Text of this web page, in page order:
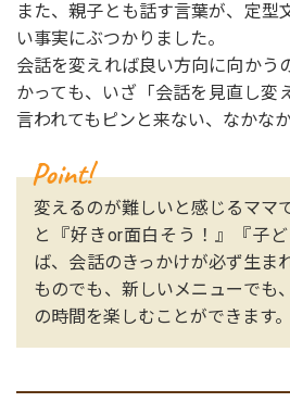
また、親子とも話す言葉が、定型
い事実にぶつかりました。
会話を変えれば良い方向に向かう
かっても、いざ「会話を見直し変
言われてもピンと来ない、なかな
変えるのが難しいと感じるママ
と『好きor面白そう！』『子
ば、会話のきっかけが必ず生ま
ものでも、新しいメニューでも
の時間を楽しむことができます。